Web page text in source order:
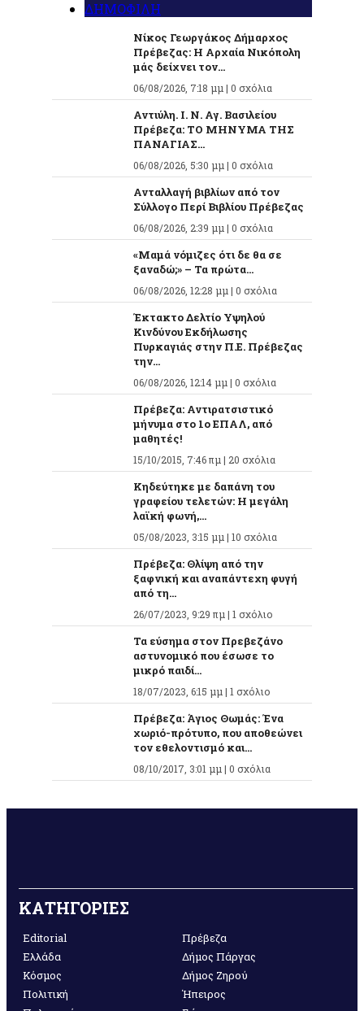
ΔΗΜΟΦΙΛΗ
Νίκος Γεωργάκος Δήμαρχος
Πρέβεζας: Η Αρχαία Νικόπολη
μάς δείχνει τον...
06/08/2026, 7:18 μμ | 0 σχόλια
Αντιύλη. Ι. Ν. Αγ. Βασιλείου
Πρέβεζα: ΤΟ ΜΗΝΥΜΑ ΤΗΣ
ΠΑΝΑΓΙΑΣ...
06/08/2026, 5:30 μμ | 0 σχόλια
Ανταλλαγή βιβλίων από τον
Σύλλογο Περί Βιβλίου Πρέβεζας
06/08/2026, 2:39 μμ | 0 σχόλια
«Μαμά νόμιζες ότι δε θα σε
ξαναδώ;» – Τα πρώτα...
06/08/2026, 12:28 μμ | 0 σχόλια
Έκτακτο Δελτίο Υψηλού
Κινδύνου Εκδήλωσης
Πυρκαγιάς στην Π.Ε. Πρέβεζας
την...
06/08/2026, 12:14 μμ | 0 σχόλια
Πρέβεζα: Αντιρατσιστικό
μήνυμα στο 1ο ΕΠΑΛ, από
μαθητές!
15/10/2015, 7:46 πμ | 20 σχόλια
Κηδεύτηκε με δαπάνη του
γραφείου τελετών: Η μεγάλη
λαϊκή φωνή,...
05/08/2023, 3:15 μμ | 10 σχόλια
Πρέβεζα: Θλίψη από την
ξαφνική και αναπάντεχη φυγή
από τη...
26/07/2023, 9:29 πμ | 1 σχόλιο
Τα εύσημα στον Πρεβεζάνο
αστυνομικό που έσωσε το
μικρό παιδί...
18/07/2023, 6:15 μμ | 1 σχόλιο
Πρέβεζα: Άγιος Θωμάς: Ένα
χωριό-πρότυπο, που αποθεώνει
τον εθελοντισμό και...
08/10/2017, 3:01 μμ | 0 σχόλια
ΚΑΤΗΓΟΡΙΕΣ
Editorial
Ελλάδα
Κόσμος
Πολιτική
Πρέβεζα
Δήμος Πάργας
Δήμος Ζηρού
Ήπειρος